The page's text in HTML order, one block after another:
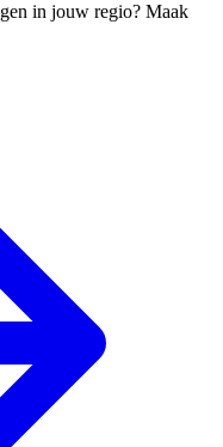
in jouw regio? Maak